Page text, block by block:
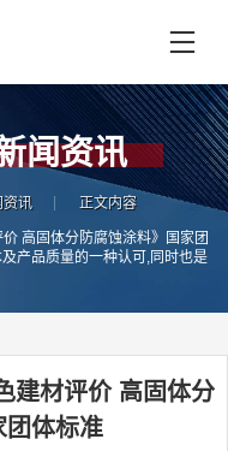
闻资讯
资讯 正文内容
高固体分防腐蚀涂料》国家团
产品质量的一种认可,同时也是
更好的符合市场需求的防腐产
建材评价 高固体分
团体标准